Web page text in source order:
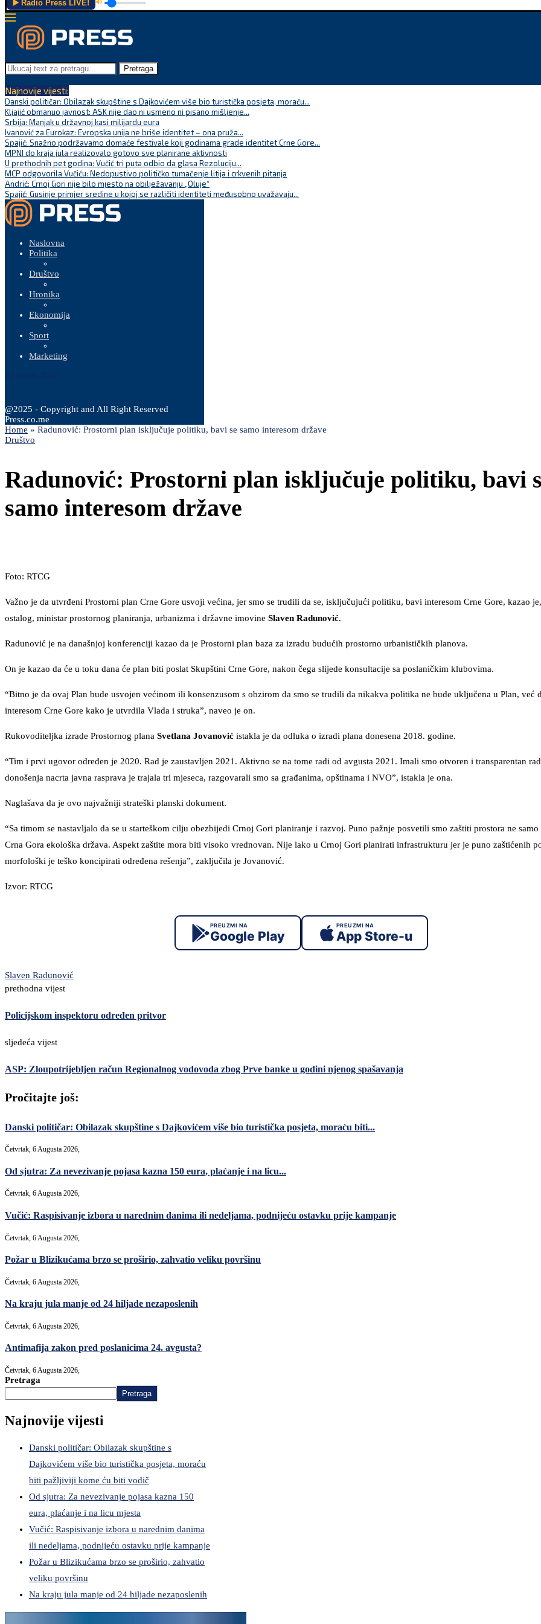
▶️ Radio Press LIVE! 🔊
Pretraga
Najnovije vijesti:
Danski političar: Obilazak skupštine s Dajkovićem više bio turistička posjeta, moraću...
Kljajić obmanuo javnost: ASK nije dao ni usmeno ni pisano mišljenje...
Srbija: Manjak u državnoj kasi milijardu eura
Ivanović za Eurokaz: Evropska unija ne briše identitet – ona pruža...
Spajić: Snažno podržavamo domaće festivale koji godinama grade identitet Crne Gore...
MPNI do kraja jula realizovalo gotovo sve planirane aktivnosti
U prethodnih pet godina: Vučić tri puta odbio da glasa Rezoluciju...
MCP odgovorila Vučiću: Nedopustivo političko tumačenje litija i crkvenih pitanja
Andrić: Crnoj Gori nije bilo mjesto na obilježavanju „Oluje“
Spajić: Gusinje primjer sredine u kojoj se različiti identiteti međusobno uvažavaju...
Naslovna
Politika
Društvo
Hronika
Ekonomija
Sport
Marketing
@2025 - Copyright and All Right Reserved
Press.co.me
Home » Radunović: Prostorni plan isključuje politiku, bavi se samo interesom države
Društvo
Radunović: Prostorni plan isključuje politiku, bavi
samo interesom države
Foto: RTCG
Važno je da utvrđeni Prostorni plan Crne Gore usvoji većina, jer smo se trudili da se, isključujući politiku, bavi interesom Crne Gore, kazao
ostalog, ministar prostornog planiranja, urbanizma i državne imovine Slaven Radunović.
Radunović je na današnjoj konferenciji kazao da je Prostorni plan baza za izradu budućih prostorno urbanističkih planova.
On je kazao da će u toku dana će plan biti poslat Skupštini Crne Gore, nakon čega slijede konsultacije sa poslaničkim klubovima.
“Bitno je da ovaj Plan bude usvojen većinom ili konsenzusom s obzirom da smo se trudili da nikakva politika ne bude uključena u Plan, već
interesom Crne Gore kako je utvrdila Vlada i struka”, naveo je on.
Rukovoditeljka izrade Prostornog plana Svetlana Jovanović istakla je da odluka o izradi plana donesena 2018. godine.
“Tim i prvi ugovor određen je 2020. Rad je zaustavljen 2021. Aktivno se na tome radi od avgusta 2021. Imali smo otvoren i transparentan
donošenja nacrta javna rasprava je trajala tri mjeseca, razgovarali smo sa građanima, opštinama i NVO”, istakla je ona.
Naglašava da je ovo najvažniji strateški planski dokument.
“Sa timom se nastavljalo da se u starteškom cilju obezbijedi Crnoj Gori planiranje i razvoj. Puno pažnje posvetili smo zaštiti prostora ne samo
Crna Gora ekološka država. Aspekt zaštite mora biti visoko vrednovan. Nije lako u Crnoj Gori planirati infrastrukturu jer je puno zaštićenih
morfološki je teško koncipirati određena rešenja”, zaključila je Jovanović.
Izvor: RTCG
PREUZMI NA
Google Play
PREUZMI NA
App Store-u
Slaven Radunović
prethodna vijest
Policijskom inspektoru određen pritvor
sljedeća vijest
ASP: Zloupotrijebljen račun Regionalnog vodovoda zbog Prve banke u godini njenog spašavanja
Pročitajte još:
Danski političar: Obilazak skupštine s Dajkovićem više bio turistička posjeta, moraću biti...
Četvrtak, 6 Augusta 2026,
Od sjutra: Za nevezivanje pojasa kazna 150 eura, plaćanje i na licu...
Četvrtak, 6 Augusta 2026,
Vučić: Raspisivanje izbora u narednim danima ili nedeljama, podnijeću ostavku prije kampanje
Četvrtak, 6 Augusta 2026,
Požar u Blizikućama brzo se proširio, zahvatio veliku površinu
Četvrtak, 6 Augusta 2026,
Na kraju jula manje od 24 hiljade nezaposlenih
Četvrtak, 6 Augusta 2026,
Antimafija zakon pred poslanicima 24. avgusta?
Četvrtak, 6 Augusta 2026,
Pretraga
Pretraga
Najnovije vijesti
Danski političar: Obilazak skupštine s
Dajkovićem više bio turistička posjeta, moraću
biti pažljiviji kome ću biti vodič
Od sjutra: Za nevezivanje pojasa kazna 150
eura, plaćanje i na licu mjesta
Vučić: Raspisivanje izbora u narednim danima
ili nedeljama, podnijeću ostavku prije kampanje
Požar u Blizikućama brzo se proširio, zahvatio
veliku površinu
Na kraju jula manje od 24 hiljade nezaposlenih